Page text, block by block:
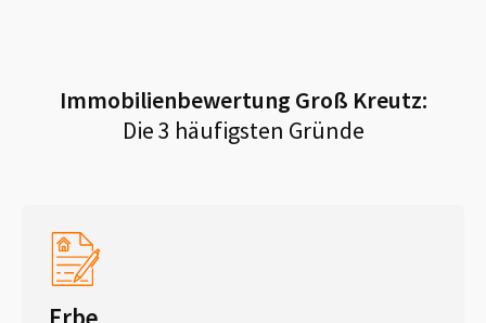
Immobilienbewertung Groß Kreutz:
Die 3 häufigsten Gründe